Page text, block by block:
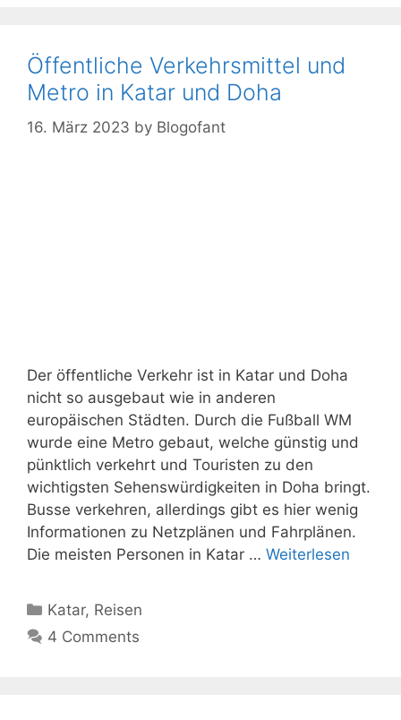
Öffentliche Verkehrsmittel und
Metro in Katar und Doha
16. März 2023 by Blogofant
Der öffentliche Verkehr ist in Katar und Doha
nicht so ausgebaut wie in anderen
europäischen Städten. Durch die Fußball WM
wurde eine Metro gebaut, welche günstig und
pünktlich verkehrt und Touristen zu den
wichtigsten Sehenswürdigkeiten in Doha bringt.
Busse verkehren, allerdings gibt es hier wenig
Informationen zu Netzplänen und Fahrplänen.
Die meisten Personen in Katar … Weiterlesen
Kategorien
Katar, Reisen
4 Comments